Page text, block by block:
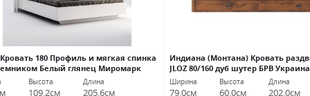
180 Профиль и мягкая спинка
Белый глянец Миромарк
Высота
109.2см
Длина
205.6см
Индиана (Монтана) Кровать
JLOZ 80/160 дуб шутер БРВ Украина
Ширина
79.0см
Высота
60.0см
Длина
202.0см